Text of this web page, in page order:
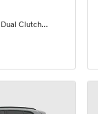
Clutch